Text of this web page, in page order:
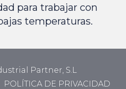
para trabajar con
temperaturas.
Partner, S.L
POLÍTICA DE PRIVACIDAD